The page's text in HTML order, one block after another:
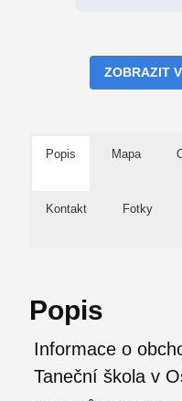
ZOBRAZIT
Popis Mapa
Kontakt Fotky
Popis
Informace o
Taneční škola v